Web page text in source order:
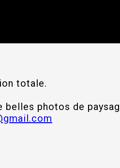
totale.
belles photos de